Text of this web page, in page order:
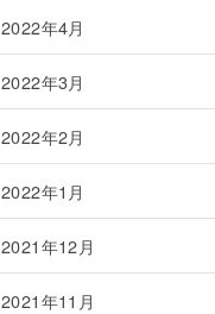
2022年4月
2022年3月
2022年2月
2022年1月
2021年12月
2021年11月